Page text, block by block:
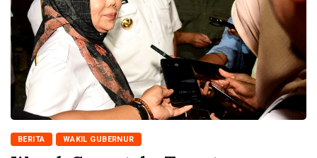
BERITA WAKIL GUBERNUR